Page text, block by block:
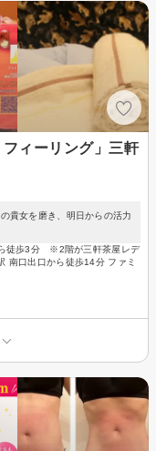
ィーリング」三軒
貴女を磨き、明日からの活力
徒歩3分 ※2階が三軒茶屋レデ
南口出口から徒歩14分 ファミ